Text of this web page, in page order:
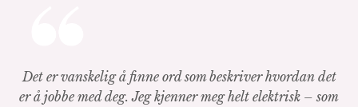
Det er vanskelig å finne ord som beskriver hvordan det
er å jobbe med deg. Jeg kjenner meg helt elektrisk – som